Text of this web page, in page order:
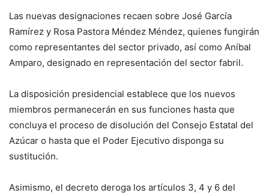
Las nuevas designaciones recaen sobre José García
Ramírez y Rosa Pastora Méndez Méndez, quienes fungirán
como representantes del sector privado, así como Aníbal
Amparo, designado en representación del sector fabril.
La disposición presidencial establece que los nuevos
miembros permanecerán en sus funciones hasta que
concluya el proceso de disolución del Consejo Estatal del
Azúcar o hasta que el Poder Ejecutivo disponga su
sustitución.
Asimismo, el decreto deroga los artículos 3, 4 y 6 del